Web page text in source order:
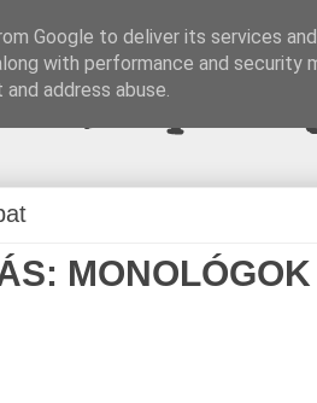
napi
Google to deliver its services
with performance and
address abuse.